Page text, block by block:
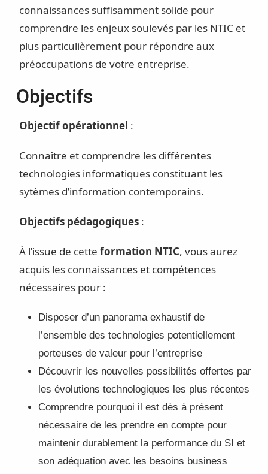
connaissances suffisamment solide pour
comprendre les enjeux soulevés par les NTIC et
plus particulièrement pour répondre aux
préoccupations de votre entreprise.
Objectifs
Objectif opérationnel :
Connaître et comprendre les différentes
technologies informatiques constituant les
sytèmes d’information contemporains.
Objectifs pédagogiques:
À l’issue de cette formation NTIC, vous aurez
acquis les connaissances et compétences
nécessaires pour :
Disposer d’un panorama exhaustif de
l’ensemble des technologies potentiellement
porteuses de valeur pour l’entreprise
Découvrir les nouvelles possibilités offertes par
les évolutions technologiques les plus récentes
Comprendre pourquoi il est dès à présent
nécessaire de les prendre en compte pour
maintenir durablement la performance du SI et
son adéquation avec les besoins business